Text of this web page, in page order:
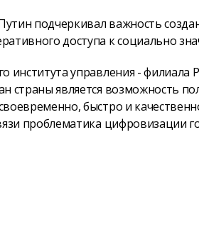
подчеркивал важность
доступа к социально
института управления -
страны является возможность
быстро и
проблематика цифровизации